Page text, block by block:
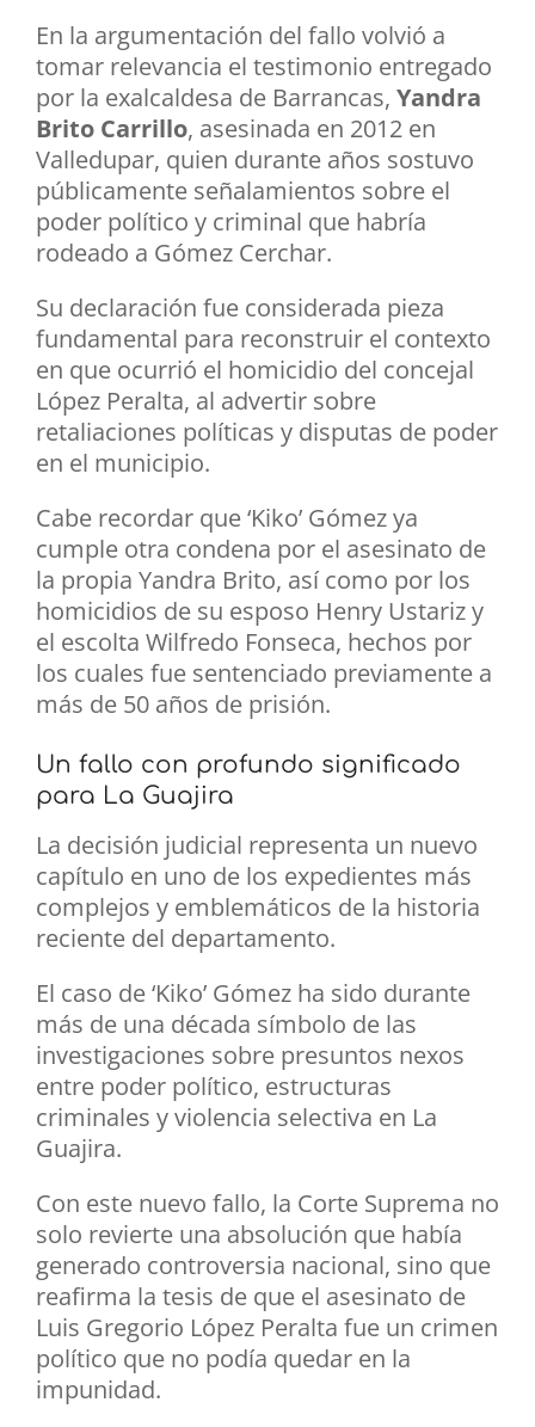
En la argumentación del fallo volvió a
tomar relevancia el testimonio entregado
por la exalcaldesa de Barrancas, Yandra
Brito Carrillo, asesinada en 2012 en
Valledupar, quien durante años sostuvo
públicamente señalamientos sobre el
poder político y criminal que habría
rodeado a Gómez Cerchar.
Su declaración fue considerada pieza
fundamental para reconstruir el contexto
en que ocurrió el homicidio del concejal
López Peralta, al advertir sobre
retaliaciones políticas y disputas de poder
en el municipio.
Cabe recordar que ‘Kiko’ Gómez ya
cumple otra condena por el asesinato de
la propia Yandra Brito, así como por los
homicidios de su esposo Henry Ustariz y
el escolta Wilfredo Fonseca, hechos por
los cuales fue sentenciado previamente a
más de 50 años de prisión.
Un fallo con profundo significado
para La Guajira
La decisión judicial representa un nuevo
capítulo en uno de los expedientes más
complejos y emblemáticos de la historia
reciente del departamento.
El caso de ‘Kiko’ Gómez ha sido durante
más de una década símbolo de las
investigaciones sobre presuntos nexos
entre poder político, estructuras
criminales y violencia selectiva en La
Guajira.
Con este nuevo fallo, la Corte Suprema no
solo revierte una absolución que había
generado controversia nacional, sino que
reafirma la tesis de que el asesinato de
Luis Gregorio López Peralta fue un crimen
político que no podía quedar en la
impunidad.